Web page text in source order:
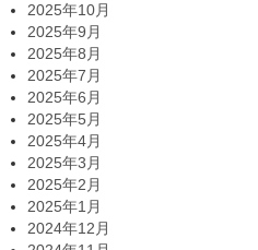
2025年10月
2025年9月
2025年8月
2025年7月
2025年6月
2025年5月
2025年4月
2025年3月
2025年2月
2025年1月
2024年12月